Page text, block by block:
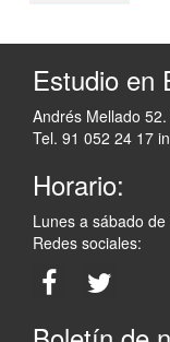
Estudio en
Andrés Mellado
Tel. 91 052 24 17
Horario:
Lunes a sábado
Redes sociales: